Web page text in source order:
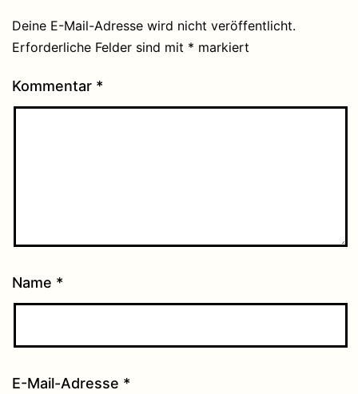
Deine E-Mail-Adresse wird nicht veröffentlicht.
Erforderliche Felder sind mit * markiert
Kommentar *
Name *
E-Mail-Adresse *